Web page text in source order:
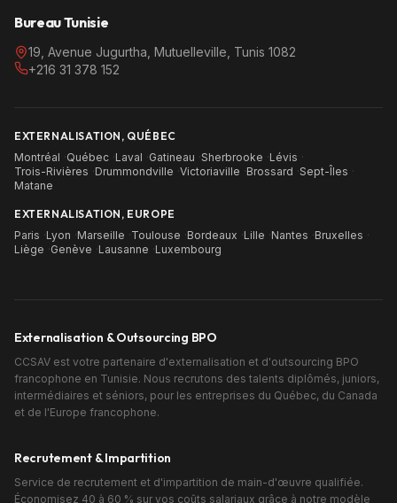
Bureau Tunisie
19, Avenue Jugurtha, Mutuelleville, Tunis 1082
+216 31 378 152
EXTERNALISATION, QUÉBEC
Montréal ·Québec ·Laval ·Gatineau ·Sherbrooke ·Lévis ·
Trois-Rivières ·Drummondville ·Victoriaville ·Brossard ·Sept-Îles ·
Matane
EXTERNALISATION, EUROPE
Paris ·Lyon ·Marseille ·Toulouse ·Bordeaux ·Lille ·Nantes ·Bruxelles ·
Liège ·Genève ·Lausanne ·Luxembourg
Externalisation & Outsourcing BPO
CCSAV est votre partenaire d'externalisation et d'outsourcing BPO
francophone en Tunisie. Nous recrutons des talents diplômés, juniors,
intermédiaires et séniors, pour les entreprises du Québec, du Canada
et de l'Europe francophone.
Recrutement & Impartition
Service de recrutement et d'impartition de main-d'œuvre qualifiée.
Économisez 40 à 60 % sur vos coûts salariaux grâce à notre modèle